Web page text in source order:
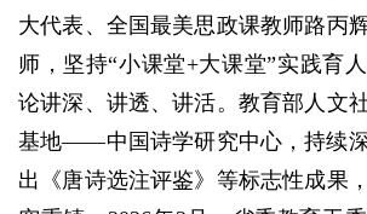
大代表、全国最美思政课教师路丙
师，坚持“小课堂+大课堂”实践育
论讲深、讲透、讲活。教育部人文
基地——中国诗学研究中心，持续
出《唐诗选注评鉴》等标志性成果